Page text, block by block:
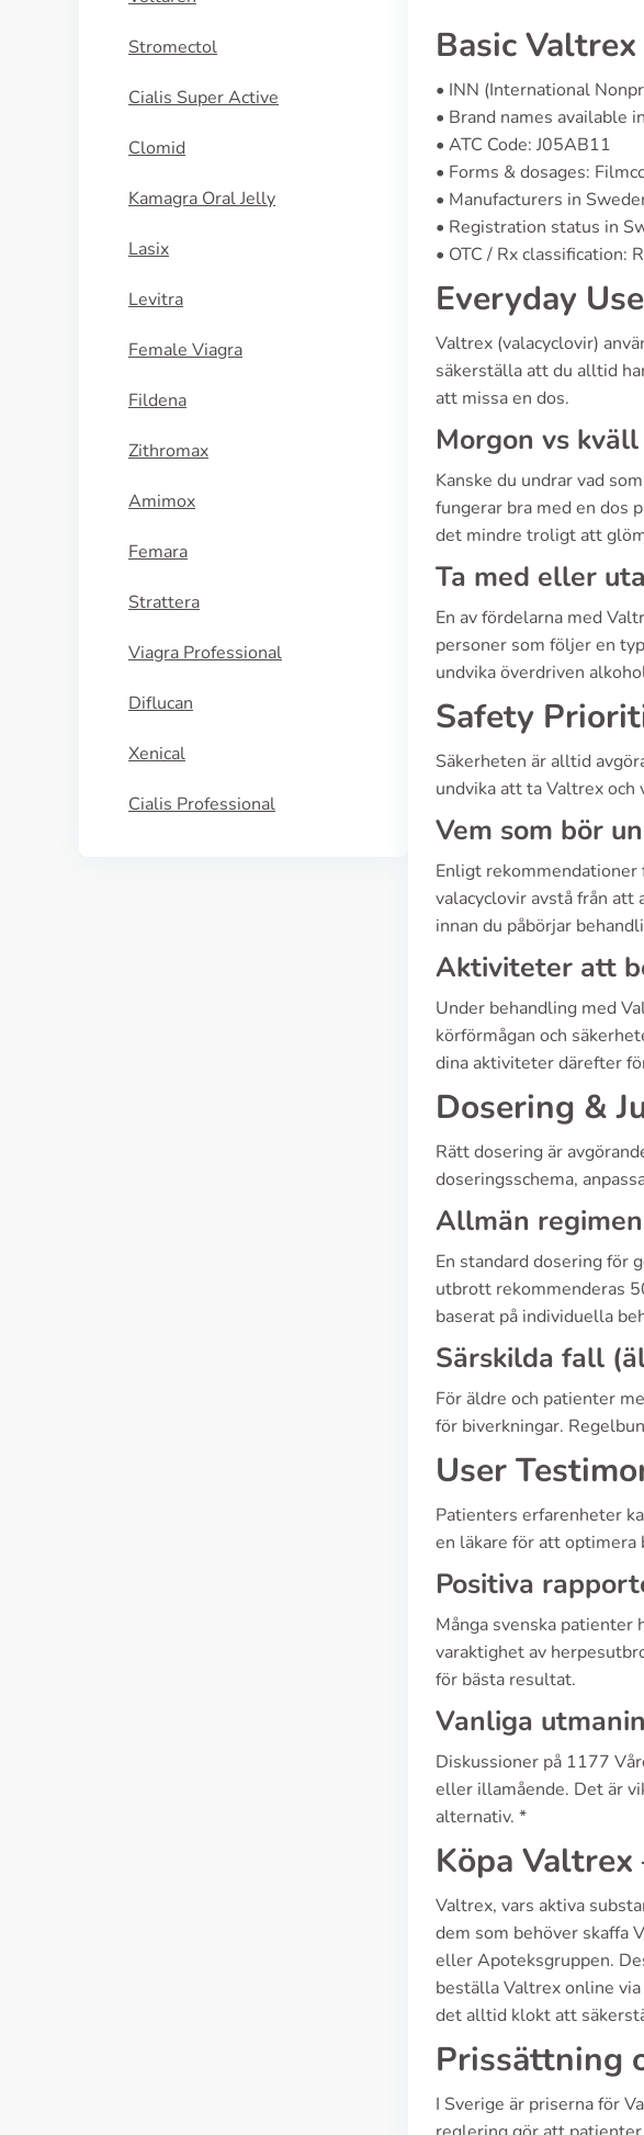
Stromectol
Cialis Super Active
Clomid
Kamagra Oral Jelly
Lasix
Levitra
Female Viagra
Fildena
Zithromax
Amimox
Femara
Strattera
Viagra Professional
Diflucan
Xenical
Cialis Professional
Basic
• INN (International
• Brand names available
• ATC Code: J05AB11
• Forms & dosages:
• Manufacturers in
• Registration status in
• OTC / Rx classification:
Everyday
Valtrex (valacyclovir)
säkerställa att du alltid
att missa en dos.
Morgon vs
Kanske du undrar vad
fungerar bra med en dos
det mindre troligt att
Ta med eller
En av fördelarna med
personer som följer en
undvika överdriven
Safety
Säkerheten är alltid
undvika att ta Valtrex och
Vem som bör
Enligt
valacyclovir avstå från att
innan du påbörjar
Aktiviteter att
Under behandling med
körförmågan och
dina aktiviteter därefter
Dosering &
Rätt dosering är
doseringsschema,
Allmän
En standard dosering för
utbrott rekommenderas
baserat på individuella
Särskilda fall
För äldre och patienter
för biverkningar.
User
Patienters erfarenheter
en läkare för att optimera
Positiva
Många svenska
varaktighet av
för bästa resultat.
Vanliga
Diskussioner på 1177
eller illamående. Det är
alternativ. *
Köpa
Valtrex, vars aktiva
dem som behöver skaffa
eller Apoteksgruppen.
beställa Valtrex online
det alltid klokt att
Prissättning
I Sverige är priserna för